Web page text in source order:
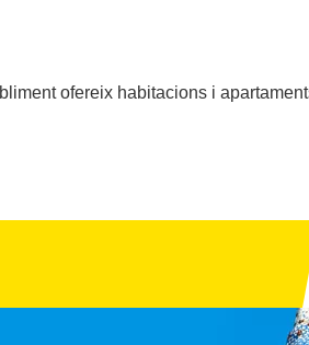
ofereix habitacions i